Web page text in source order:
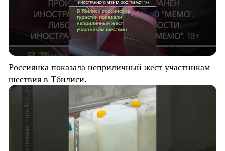
Россиянка показала неприличный жест участникам
шествия в Тбилиси.